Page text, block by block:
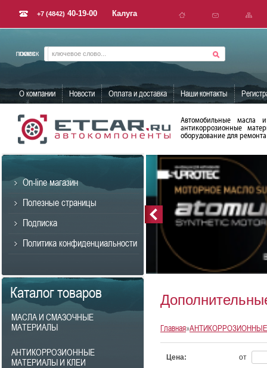
+7 (4842) 40-19-00 Калуга
О компании Новости Оплата и доставка Наши контакты
Автомобильные масла
антикоррозионные
оборудование для
On-line магазин
Полезные страницы
Подписка
Политика конфиденциальности
Каталог товаров
МАСЛА И СМАЗОЧНЫЕ
МАТЕРИАЛЫ
АНТИКОРРОЗИОННЫЕ
МАТЕРИАЛЫ И КЛЕИ
Главная»
Цена: от